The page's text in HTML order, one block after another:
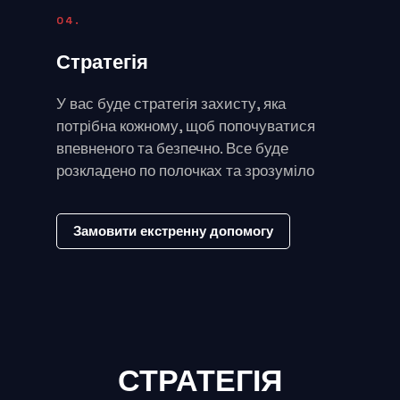
04.
Стратегія
У вас буде стратегія захисту, яка
потрібна кожному, щоб попочуватися
впевненого та безпечно. Все буде
розкладено по полочках та зрозуміло
Замовити екстренну допомогу
СТРАТЕГІЯ